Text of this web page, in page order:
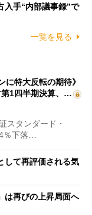
入手“内部議事録”で
一覧を見る
に特大反転の期待》
第1四半期決算、…
スタンダード・
％下落…
して再評価される気
は再びの上昇局面へ